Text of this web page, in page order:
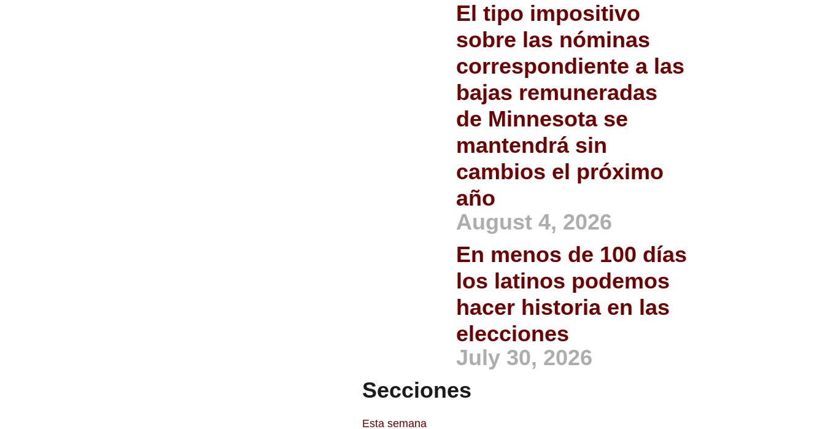
El tipo impositivo
sobre las nóminas
correspondiente a las
bajas remuneradas
de Minnesota se
mantendrá sin
cambios el próximo
año
August 4, 2026
En menos de 100 días
los latinos podemos
hacer historia en las
elecciones
July 30, 2026
Secciones
Esta semana